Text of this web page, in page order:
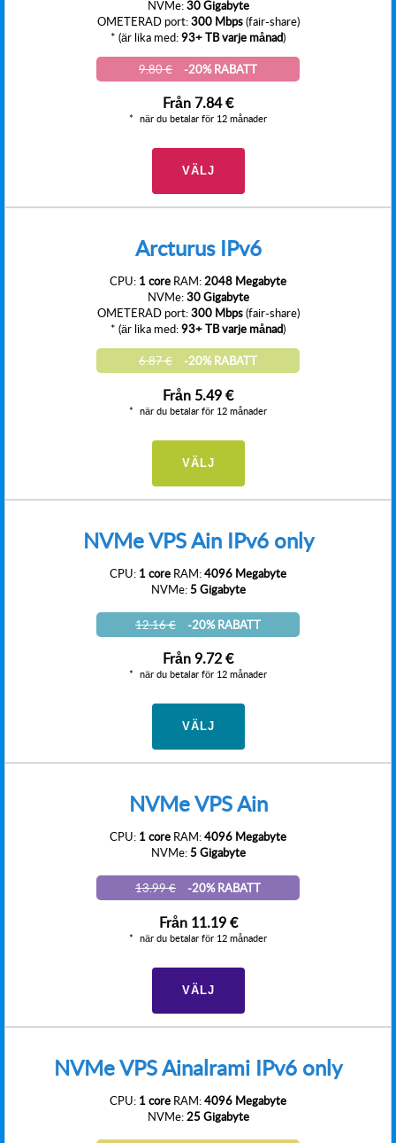
NVMe:30 Gigabyte
OMETERAD port:300 Mbps(fair-share)
* (är lika med:93+ TB varje månad)
9.80 €
-20% RABATT
Från 7.84 €
när du betalar för 12 månader
VÄLJ
Arcturus IPv6
CPU: 1 core RAM:2048 Megabyte
NVMe:30 Gigabyte
OMETERAD port:300 Mbps(fair-share)
* (är lika med:93+ TB varje månad)
6.87 €
-20% RABATT
Från 5.49 €
när du betalar för 12 månader
VÄLJ
NVMe VPS Ain IPv6 only
CPU: 1 core RAM:4096 Megabyte
NVMe:5 Gigabyte
12.16 € -20% RABATT
Från9.72 €
när du betalar för 12 månader
VÄLJ
NVMe VPS Ain
CPU: 1 core RAM:4096 Megabyte
NVMe:5 Gigabyte
13.99 € -20% RABATT
Från 11.19 €
när du betalar för 12 månader
VÄLJ
NVMe VPS Ainalrami IPv6 only
CPU: 1 core RAM:4096 Megabyte
NVMe:25 Gigabyte